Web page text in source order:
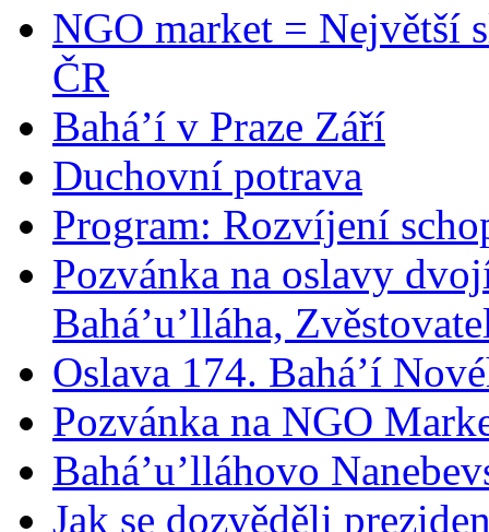
NGO market = Největší
ČR
Bahá’í v Praze Září
Duchovní potrava
Program: Rozvíjení
Pozvánka na oslavy
Bahá’u’lláha,
Oslava 174. Bahá’í
Pozvánka na NGO
Bahá’u’lláhovo
Jak se dozvěděli